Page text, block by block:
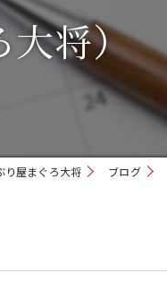
海鮮丼
テイクアウト
デリバリー
大将）
り屋まぐろ大将 ブログ